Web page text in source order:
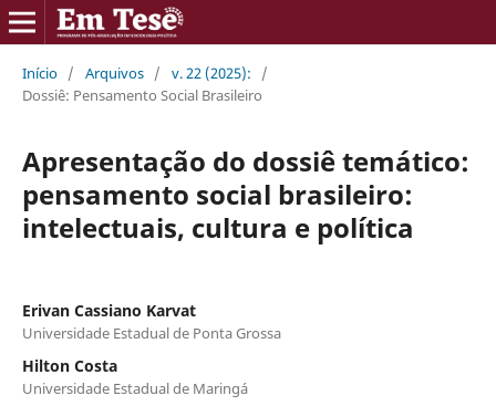
Início / Arquivos / v. 22 (2025):
/
Dossiê: Pensamento Social Brasileiro
Apresentação do dossiê temático:
pensamento social brasileiro:
intelectuais, cultura e política
Erivan Cassiano Karvat
Universidade Estadual de Ponta Grossa
Hilton Costa
Universidade Estadual de Maringá